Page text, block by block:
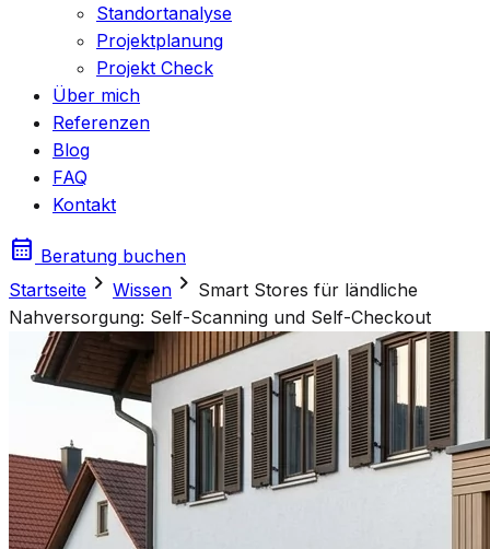
Standortanalyse
Projektplanung
Projekt Check
Über mich
Referenzen
Blog
FAQ
Kontakt
calendar_month Beratung buchen
Startseite chevron_right Wissen chevron_right Smart Stores für ländliche
Nahversorgung: Self-Scanning und Self-Checkout